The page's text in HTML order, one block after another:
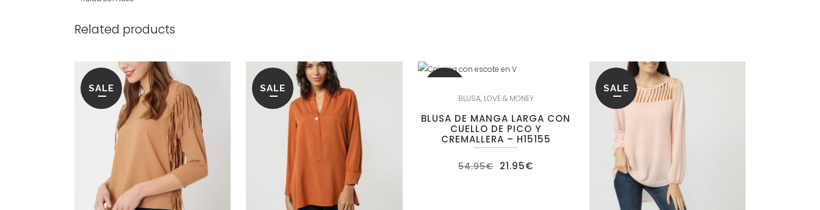
Related products
SALE SALE
BLUSA, LOVE & MONEY
BLUSA DE MANGA LARGA CON
CUELLO DE PICO Y
CREMALLERA – H15155
54.95€ El
precio
21.95€
SALE